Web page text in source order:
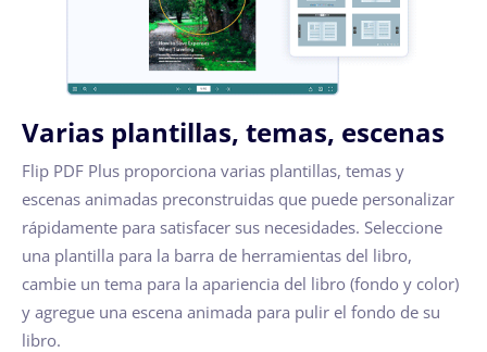
Varias plantillas, temas, escenas
Flip PDF Plus proporciona varias plantillas, temas y
escenas animadas preconstruidas que puede personalizar
rápidamente para satisfacer sus necesidades. Seleccione
una plantilla para la barra de herramientas del libro,
cambie un tema para la apariencia del libro (fondo y color)
y agregue una escena animada para pulir el fondo de su
libro.